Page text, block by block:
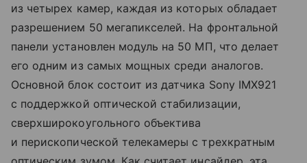
из четырех камер, каждая из которых обладает
разрешением 50 мегапикселей. На фронтальной
панели установлен модуль на 50 МП, что делает
его одним из самых мощных среди аналогов.
Основной блок состоит из датчика Sony IMX921
с поддержкой оптической стабилизации,
сверхширокоугольного объектива
и перископической телекамеры с трехкратным